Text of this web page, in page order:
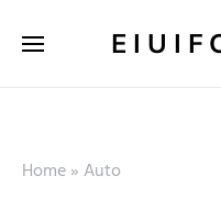
Home» Auto